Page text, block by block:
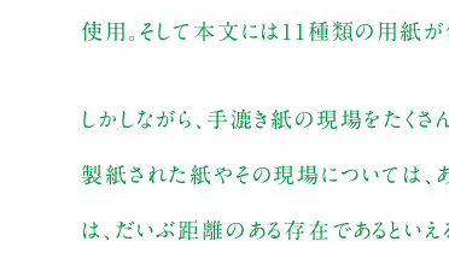
使用。そして本文には11種類の用紙が
しかしながら、手漉き紙の現場をたく
製紙された紙やその現場については、
は、だいぶ距離のある存在であるといえる